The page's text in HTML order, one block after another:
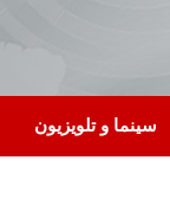
سینما و تلویزیون